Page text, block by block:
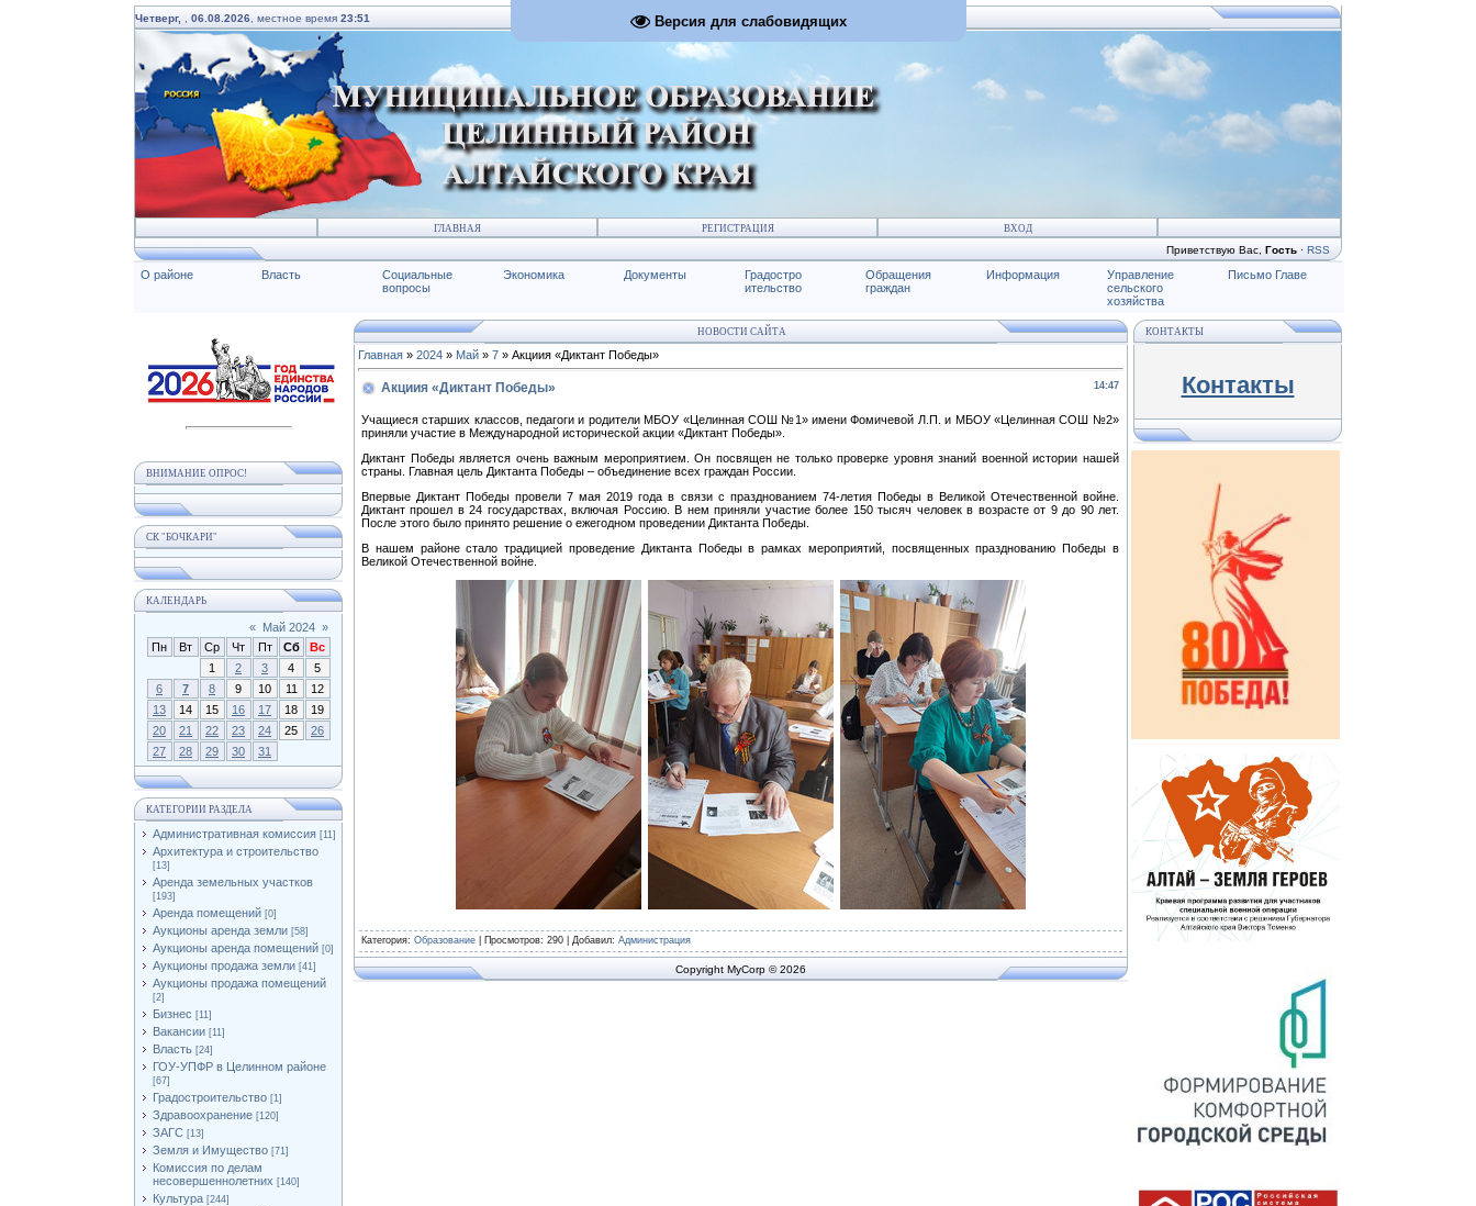
Версия для слабовидящих
Четверг, 06.08.2026 , местное время 23:51
ГЛАВНАЯ РЕГИСТРАЦИЯ ВХОД
Приветствую Вас Гость · RSS
О районе Власть
Социальные
вопросы
Экономика Документы
Градостро
ительство
Обращения
граждан
Информация
Управление
сельского
хозяйства
Письмо Главе
ВНИМАНИЕ ОПРОС!
СК "БОЧКАРИ"
КАЛЕНДАРЬ
« Май 2024 »
Пн
Вт Ср Чт Пт Сб
Вс
1
2 3 4
5
6
7 8 9 10 11
12
13
14 15 16 17 18
19
20
21 22 23 24 25
26
27
28 29 30 31
КАТЕГОРИИ РАЗДЕЛА
Административная комиссия [11]
Архитектура и строительство
[13]
Аренда земельных участков
[193]
Аренда помещений [0]
Аукционы аренда земли [58]
Аукционы аренда помещений [0]
Аукционы продажа земли [41]
Аукционы продажа помещений
[2]
Бизнес [11]
Вакансии [11]
Власть [24]
ГОУ-УПФР в Целинном районе
[67]
Градостроительство [1]
Здравоохранение [120]
ЗАГС [13]
Земля и Имущество [71]
Комиссия по делам
несовершеннолетних [140]
Культура [244]
НОВОСТИ САЙТА
Главная » 2024 » Май » 7 » Акциия «Диктант Победы»
14:47
Акциия «Диктант Победы»
Учащиеся старших классов, педагоги и родители МБОУ «Целинная СОШ №1» имени Фомичевой Л.П. и МБОУ «Целинная СОШ №2»
приняли участие в Международной исторической акции «Диктант Победы».
Диктант Победы является очень важным мероприятием. Он посвящен не только проверке уровня знаний военной истории нашей
страны. Главная цель Диктанта Победы – объединение всех граждан России.
Впервые Диктант Победы провели 7 мая 2019 года в связи с празднованием 74-летия Победы в Великой Отечественной войне.
Диктант прошел в 24 государствах, включая Россию. В нем приняли участие более 150 тысяч человек в возрасте от 9 до 90 лет.
После этого было принято решение о ежегодном проведении Диктанта Победы.
В нашем районе стало традицией проведение Диктанта Победы в рамках мероприятий, посвященных празднованию Победы в
Великой Отечественной войне.
Категория: Образование Просмотров: 290 | Добавил: Администрация
Copyright MyCorp © 2026
КОНТАКТЫ
Контакты